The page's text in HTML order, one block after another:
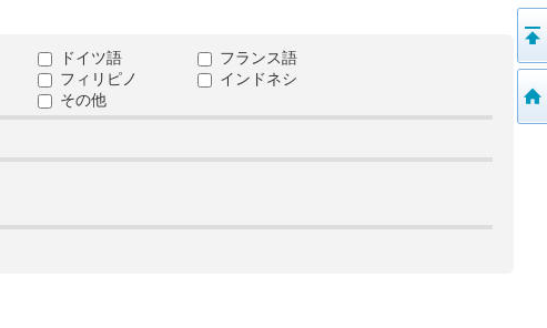
ドイツ語
フランス語
フィリピノ
インドネシ
その他